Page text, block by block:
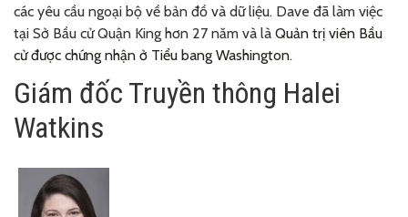
các yêu cầu ngoại bộ về bản đồ và dữ liệu. Dave đã làm việc
tại Sở Bầu cử Quận King hơn 27 năm và là Quản trị viên Bầu
cử được chứng nhận ở Tiểu bang Washington.
Giám đốc Truyền thông Halei
Watkins